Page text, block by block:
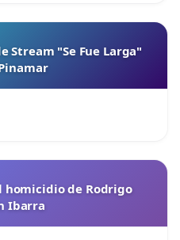
Stream "Se Fue Larga"
homicidio de Rodrigo
Ibarra